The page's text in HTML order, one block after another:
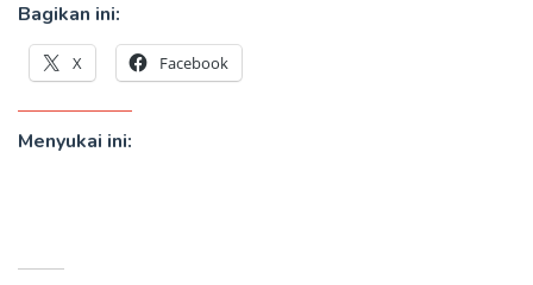
Bagikan ini:
X Facebook
Menyukai ini: